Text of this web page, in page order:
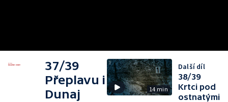
37/39
Přeplavu i
Dunaj
14 min
Další díl
38/39
Krtci pod
ostnatými